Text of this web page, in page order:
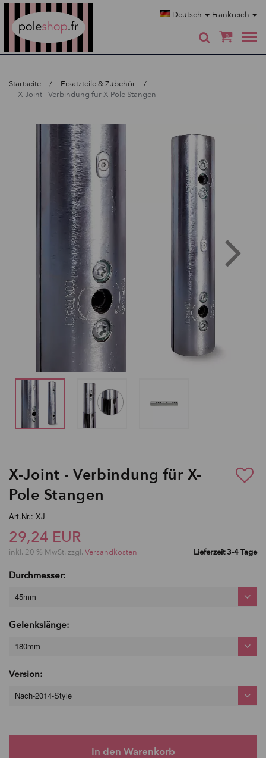
Deutsch Frankreich
0
Startseite
Ersatzteile & Zubehör
X-Joint - Verbindung für X-Pole Stangen
X-Joint - Verbindung für X-
Pole Stangen
Art.Nr.: XJ
29,24 EUR
inkl. 20 % MwSt. zzgl. Versandkosten Lieferzeit 3-4 Tage
Durchmesser:
45mm
Gelenkslänge:
180mm
Version:
Nach-2014-Style